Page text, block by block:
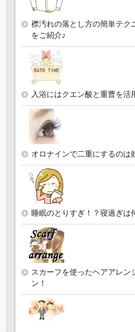
襟汚れの落とし方の簡単テク
をご紹介♪
入浴にはクエン酸と重曹を活
オロナインで二重にするのは
睡眠のとりすぎ！？寝過ぎは
スカーフを使ったヘアアレン
ン！